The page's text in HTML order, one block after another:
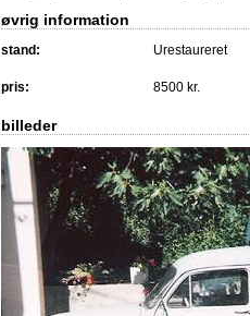
øvrig information
stand: Urestaureret
pris: 8500 kr.
billeder